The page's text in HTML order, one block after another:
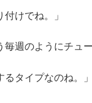
けでね。」
週のようにチュー
タイプなのね。」